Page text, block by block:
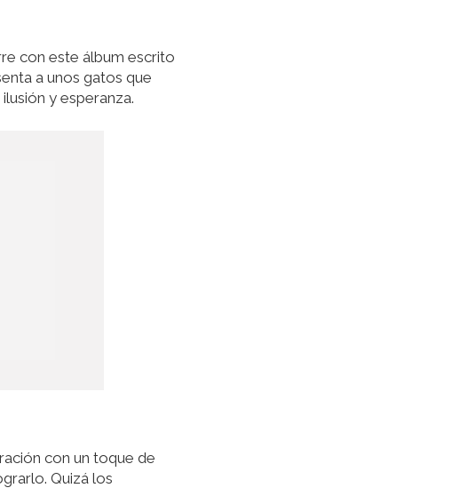
con este álbum escrito
a unos gatos que
y esperanza.
con un toque de
Quizá los